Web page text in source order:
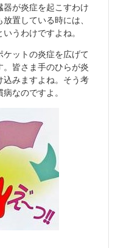
が炎症を起こすわけ
置している時には、
うわけですよね。
ットの炎症を広げて
皆さま手のひらが炎
込みますよね。そう考
なのですよ。